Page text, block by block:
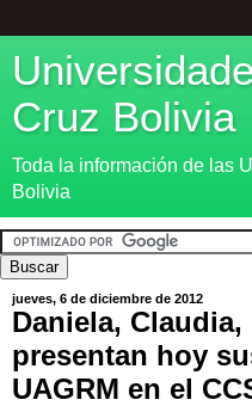
Cruz Bolivia
Toda la información de las
Bolivia
jueves, 6 de diciembre de 2012
Daniela,
presentan hoy
UAGRM en el